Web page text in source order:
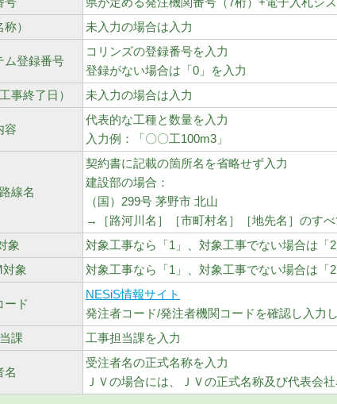
称）
未入力の場合は入力
ム登録番号
コリンズの登録番号を入力
登録がない場合は「0」を入力
事終了日）
未入力の場合は入力
容
代表的な工種と数量を入力
入力例：「〇〇工100m3」
線名
契約書に記載の箇所名を省略せず入力
建設部の場合：
（国）299号 茅野市 北山
→［路河川名］［市町村名］［地先名］のす
象
対象工事なら「1」、対象工事でない場合は「
対象
対象工事なら「1」、対象工事でない場合は「
ード
NESiS情報サイト
発注者コード/発注者機関コードを確認し入力
課
工事担当課を入力
名
受注者名の正式名称を入力
ＪＶの場合には、ＪＶの正式名称及び代表会